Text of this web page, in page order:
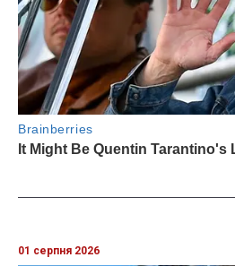
01 серпня 2026